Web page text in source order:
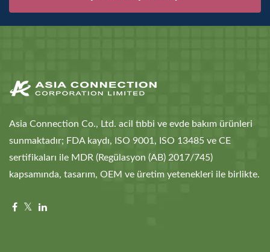
Asia Connection Co., Ltd. acil tıbbi ve evde bakım ürünleri
sunmaktadır; FDA kaydı, ISO 9001, ISO 13485 ve CE
sertifikaları ile MDR (Regülasyon (AB) 2017/745)
kapsamında, tasarım, OEM ve üretim yetenekleri ile birlikte.